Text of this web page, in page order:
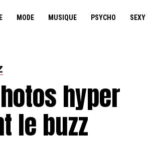
MODE MUSIQUE PSYCHO SEXY
hyper
le buzz